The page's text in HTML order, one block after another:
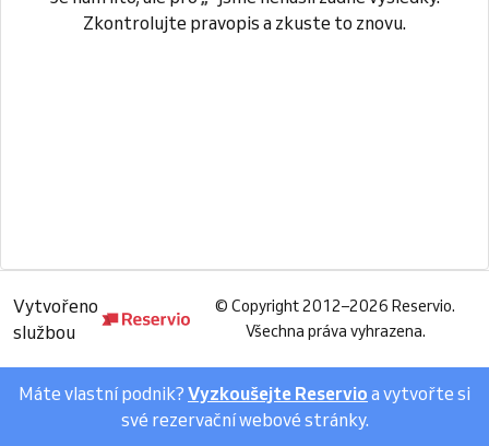
Zkontrolujte pravopis a zkuste to znovu.
Vytvořeno
službou
© Copyright 2012–2026 Reservio.
Všechna práva vyhrazena.
Máte vlastní podnik? Vyzkoušejte Reservio a vytvořte si
své rezervační webové stránky.